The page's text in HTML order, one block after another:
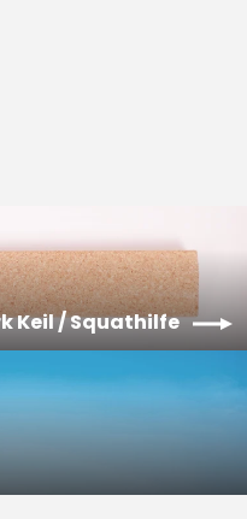
Keil / Squathilfe